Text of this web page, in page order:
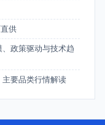
供
政策驱动与技术趋
要品类行情解读